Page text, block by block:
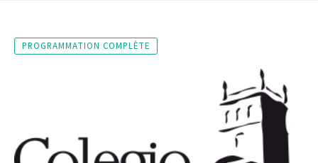
PROGRAMMATION COMPLÈTE